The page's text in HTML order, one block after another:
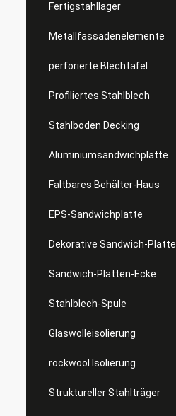
Fertigstahllager
Metallfassadenelemente
perforierte Blechtafel
Profiliertes Stahlblech
Stahlboden Decking
Aluminiumsandwichplatte
Faltbares Behälter-Haus
EPS-Sandwichplatte
Dekorative Sandwich-Platte
Sandwich-Platten-Ecke
Stahlblech-Spule
Glaswolleisolierung
rockwool Isolierung
Struktureller Stahlträger